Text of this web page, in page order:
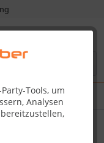
Tools, um
Analysen
x 1,84 m 38